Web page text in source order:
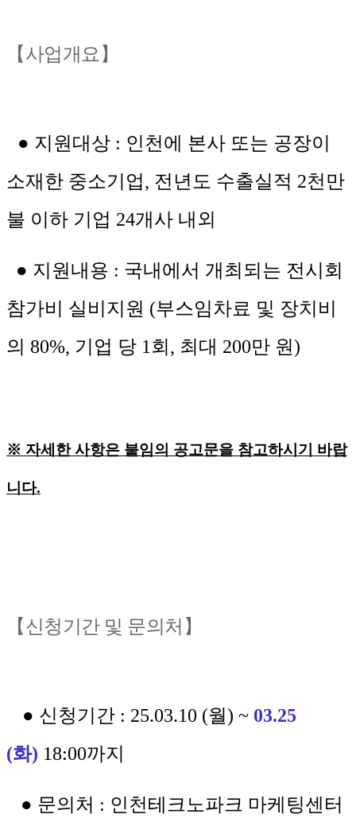
【사업개요】
● 지원대상 : 인천에 본사 또는 공장이
소재한 중소기업, 전년도 수출실적 2천만
불 이하 기업 24개사 내외
● 지원내용 : 국내에서 개최되는 전시회
참가비 실비지원 (부스임차료 및 장치비
의 80%, 기업 당 1회, 최대 200만 원)
※ 자세한 사항은 붙임의 공고문을 참고하시기 바랍
니다.
【신청기간 및 문의처】
● 신청기간 : 25.03.10 (월) ~ 03.25
(화) 18:00까지
● 문의처 : 인천테크노파크 마케팅센터